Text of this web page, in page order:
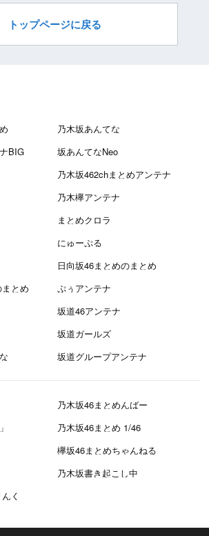
トップページに戻る
乃木坂あんてな
BIG
坂あんてなNeo
乃木坂462chまとめアンテナ
乃木欅アンテナ
まとめクロラ
にゅーぷる
日向坂46まとめのまとめ
とめ
ぷぅアンテナ
坂道46アンテナ
坂道ガールズ
坂道グループアンテナ
乃木坂46まとめんばー
乃木坂46まとめ 1/46
欅坂46まとめちゃんねる
乃木坂書き起こし中
く